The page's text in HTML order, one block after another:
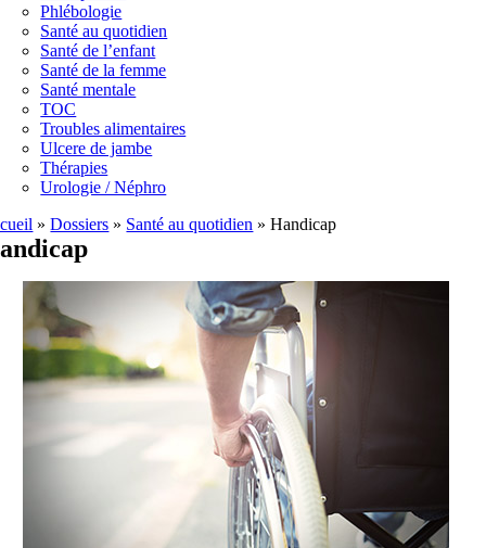
Phlébologie
Santé au quotidien
Santé de l’enfant
Santé de la femme
Santé mentale
TOC
Troubles alimentaires
Ulcere de jambe
Thérapies
Urologie / Néphro
»Dossiers » Santé au quotidien »Handicap